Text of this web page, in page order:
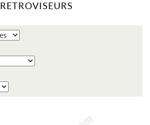
RETROVISEURS